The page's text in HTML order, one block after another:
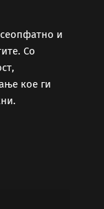
и
Со
кое ги